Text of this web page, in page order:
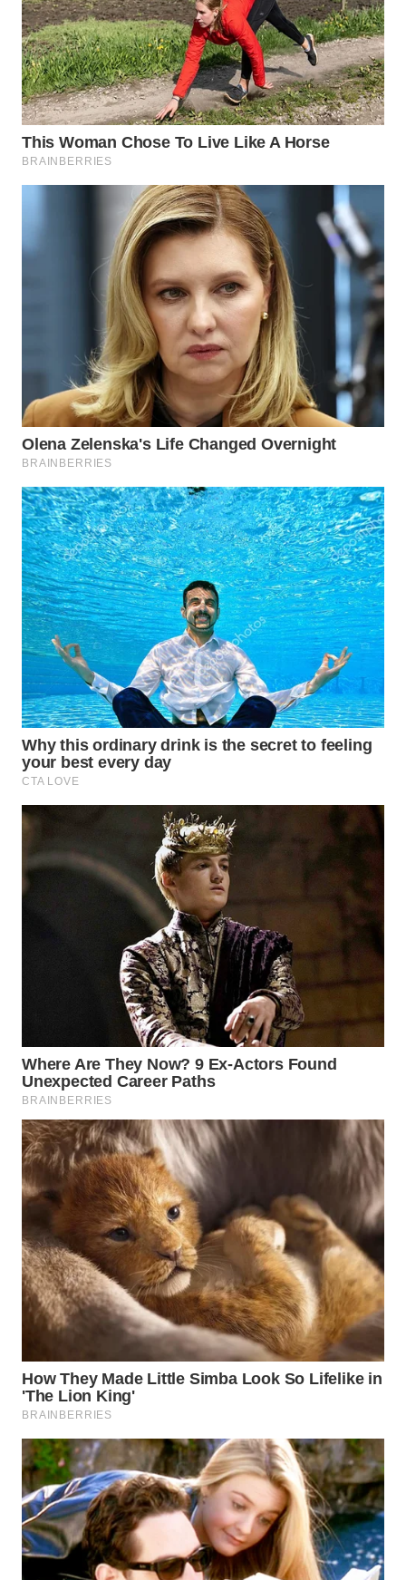
PRIANGAN
TIMUR
WN
SEMARANG
WN
SURABAYA
WN
NATUNA
WN
BINTAN
WN
MANDALIKA
WN
LIKUPANG
WN
LABUANBAJO
WN
BORNEO
Wahana
WAHANA
INFRASTRUKTUR
WAHANA
KONSUMEN
WAHANA
LISTRIK
WAHANA
TRAVEL
WAHANA
TV
WAHANANEWS
ID
WAHANANEWS
CO ID
WAHANANEWS